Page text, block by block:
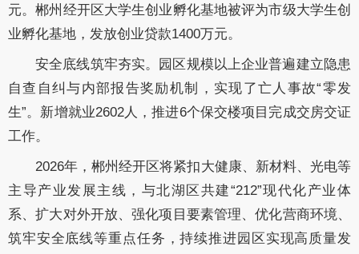
元。郴州经开区大学生创业孵化基地被评为市级大学生创
业孵化基地，发放创业贷款1400万元。
安全底线筑牢夯实。园区规模以上企业普遍建立隐患
自查自纠与内部报告奖励机制，实现了亡人事故“零发
生”。新增就业2602人，推进6个保交楼项目完成交房交证
工作。
2026年，郴州经开区将紧扣大健康、新材料、光电等
主导产业发展主线，与北湖区共建“212”现代化产业体
系、扩大对外开放、强化项目要素管理、优化营商环境、
筑牢安全底线等重点任务，持续推进园区实现高质量发